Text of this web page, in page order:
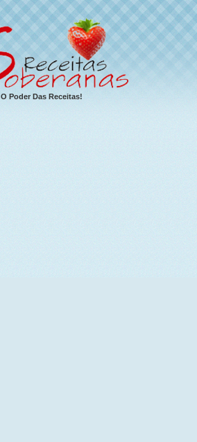
O Poder Das Receitas!